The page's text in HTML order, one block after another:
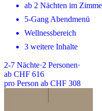
ab 2 Nächten im
5-Gang Abendmenü
Wellnessbereich
3 weitere Inhalte
2-7 Nächte·2 Personen·
ab CHF 616
pro Person ab CHF 308